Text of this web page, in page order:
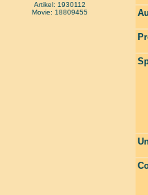
Artikel: 1930112
Movie: 18809455